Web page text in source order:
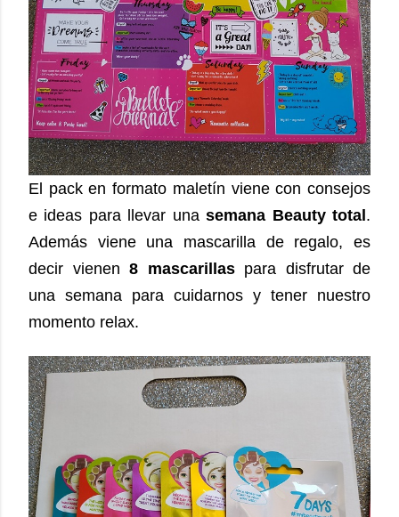
El pack en formato maletín viene con consejos
e ideas para llevar unasemana Beauty total.
Además viene una mascarilla de regalo, es
decir vienen 8 mascarillaspara disfrutar de
una semana para cuidarnos y tener nuestro
momento relax.